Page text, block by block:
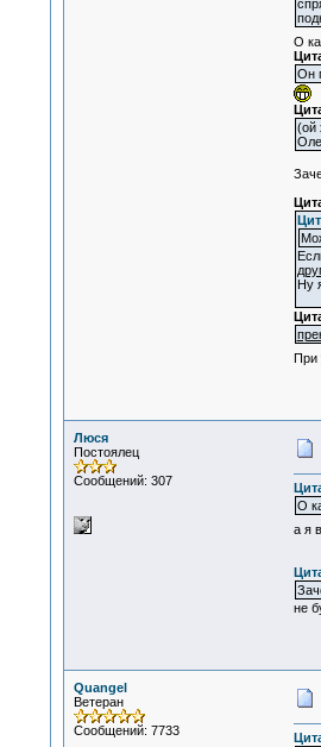
О
Он
(ой
Ну
При
Люся
Постоялец
Сообщений: 307
О
а я
не
Quangel
Ветеран
Сообщений: 7733